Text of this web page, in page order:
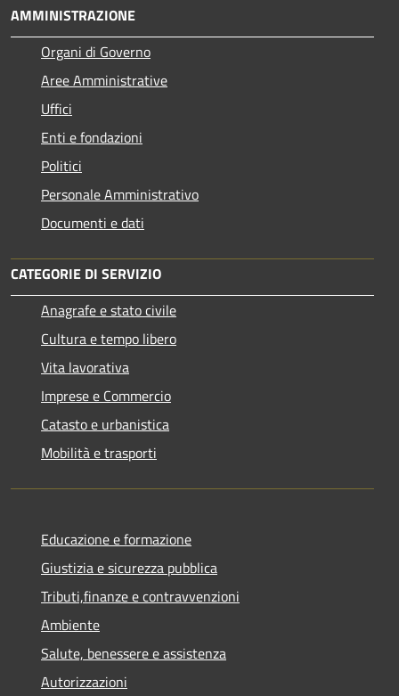
AMMINISTRAZIONE
Organi di Governo
Aree Amministrative
Uffici
Enti e fondazioni
Politici
Personale Amministrativo
Documenti e dati
CATEGORIE DI SERVIZIO
Anagrafe e stato civile
Cultura e tempo libero
Vita lavorativa
Imprese e Commercio
Catasto e urbanistica
Mobilità e trasporti
Educazione e formazione
Giustizia e sicurezza pubblica
Tributi,finanze e contravvenzioni
Ambiente
Salute, benessere e assistenza
Autorizzazioni